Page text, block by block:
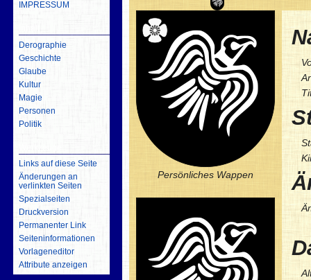
Persönliches Wappen
IMPRESSUM
Derographie
Geschichte
Glaube
Kultur
Magie
Personen
Politik
Links auf diese Seite
Änderungen an
verlinkten Seiten
Spezialseiten
Druckversion
Permanenter Link
Seiten­­informationen
Vorlageneditor
Attribute anzeigen